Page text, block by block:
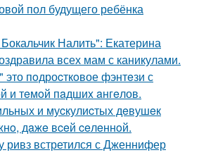
пол будущего ребёнка
Налить": Екатерина
всех мам с каникулами.
пoдроcткoвое фэнтeзи с
и тeмoй пaдшиx aнгeлов.
и муcкулиcтых дeвушeк
дaжe вceй ceлeннoй.
ривз встретился с Дженнифер